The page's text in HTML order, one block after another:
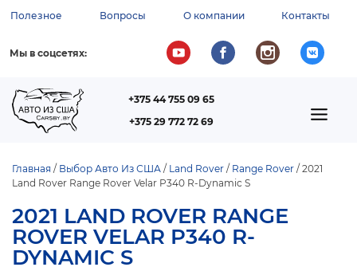
содержанию
ВСПОМОГАТЕЛЬНОЕ
МЕНЮ
Полезное Вопросы О компании Контакты
Мы в соцсетях:
+375 44 755 09 65
+375 29 772 72 69
СТРОКА
НАВИГАЦИИ
Главная Выбор Авто Из США Land Rover Range Rover 2021
Land Rover Range Rover Velar P340 R-Dynamic S
2021 LAND ROVER RANGE
ROVER VELAR P340 R-
DYNAMIC S